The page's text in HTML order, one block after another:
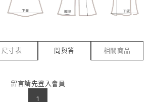
尺寸表 問與答 相關商品
留言請先登入會員
1